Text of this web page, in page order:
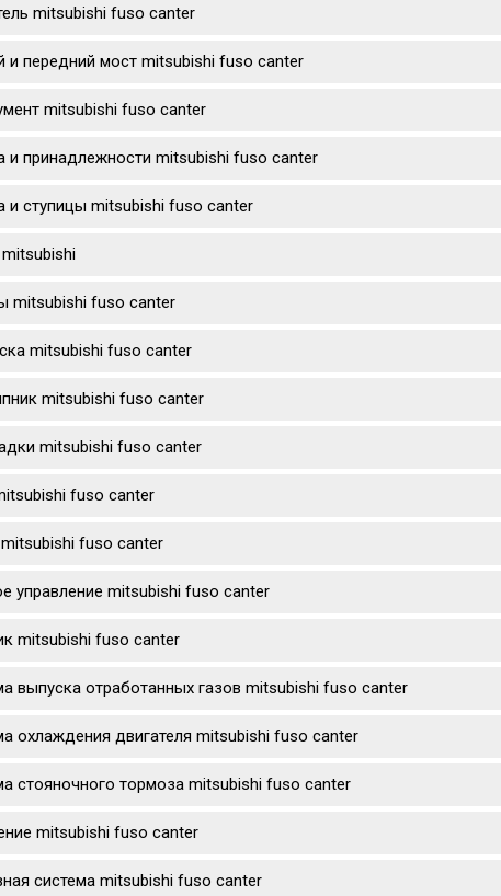
mitsubishi fuso canter
и передний мост mitsubishi fuso canter
mitsubishi fuso canter
и принадлежности mitsubishi fuso canter
и ступицы mitsubishi fuso canter
mitsubishi fuso canter
mitsubishi fuso canter
mitsubishi fuso canter
mitsubishi fuso canter
fuso canter
fuso canter
управление mitsubishi fuso canter
mitsubishi fuso canter
выпуска отработанных газов mitsubishi fuso canter
охлаждения двигателя mitsubishi fuso canter
стояночного тормоза mitsubishi fuso canter
mitsubishi fuso canter
система mitsubishi fuso canter